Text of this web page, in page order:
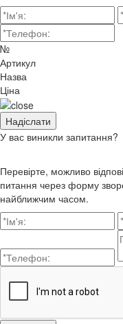
№
Артикул
Назва
Ціна
У вас виникли запитання?
Перевірте, можливо
питання через форму
найближчим часом.